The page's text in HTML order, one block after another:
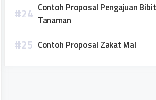
Contoh Proposal Pengajuan Bibit
Tanaman
Contoh Proposal Zakat Mal